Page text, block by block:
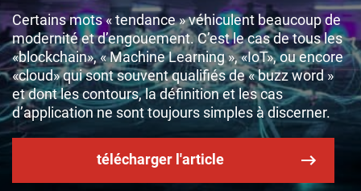
Certains mots « tendance » véhiculent beaucoup de
modernité et d’engouement. C’est le cas de tous les
«blockchain», « Machine Learning », «IoT», ou encore
«cloud» qui sont souvent qualifiés de « buzz word »
et dont les contours, la définition et les cas
d’application ne sont toujours simples à discerner.
télécharger l'article